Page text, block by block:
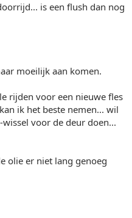
is een flush dan nog
moeilijk aan komen.
rijden voor een nieuwe fles
ik het beste nemen... wil
voor de deur doen...
olie er niet lang genoeg